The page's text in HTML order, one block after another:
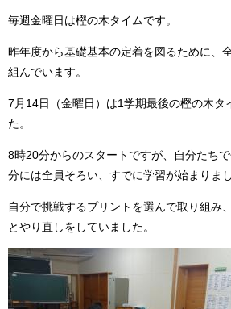
毎週金曜日は樫の木タイムです。
昨年度から基礎基本の定着を図るために、
組んでいます。
7月14日（金曜日）は1学期最後の樫の木タ
た。
8時20分からのスタートですが、自分たち
分には全員そろい、すでに学習が始まりまし
自分で挑戦するプリントを選んで取り組み
とやり直しをしていました。